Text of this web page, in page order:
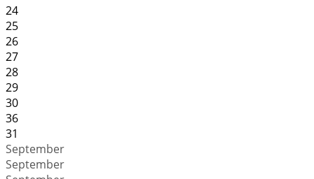
24
25
26
27
28
29
30
36
31
September
September